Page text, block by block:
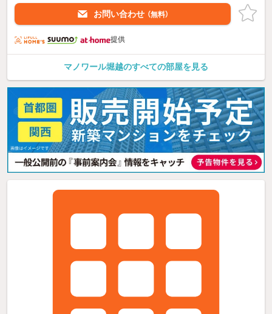
お問い合わせ （無料）
提供
マノワール堀越のすべての部屋を見る